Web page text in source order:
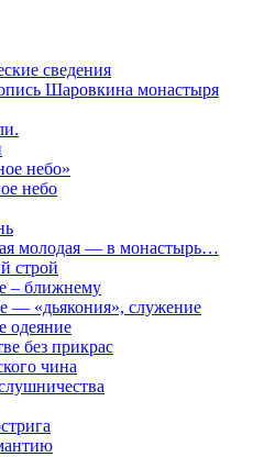
сведения
Шаровкина монастыря
небо»
небо
молодая — в монастырь…
строй
– ближнему
— «дьякония», служение
одеяние
без прикрас
чина